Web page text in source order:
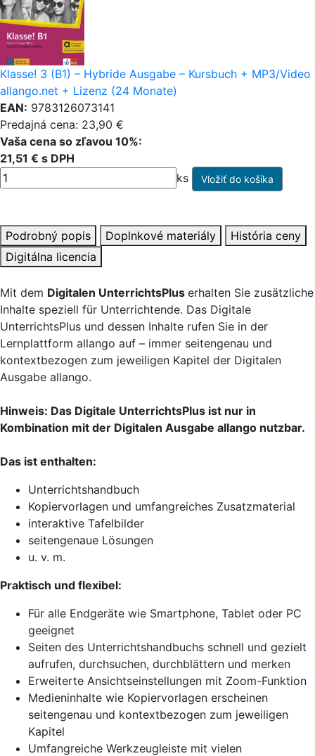
Klasse! 3 (B1) – Hybride Ausgabe – Kursbuch + MP3/Video
allango.net + Lizenz (24 Monate)
EAN: 9783126073141
Predajná cena: 23,90 €
Vaša cena so zľavou 10%:
21,51 € s DPH
ks
Podrobný popis Doplnkové materiály
História ceny
Digitálna licencia
Mit dem Digitalen UnterrichtsPlus erhalten Sie zusätzliche
Inhalte speziell für Unterrichtende. Das Digitale
UnterrichtsPlus und dessen Inhalte rufen Sie in der
Lernplattform allango auf – immer seitengenau und
kontextbezogen zum jeweiligen Kapitel der Digitalen
Ausgabe allango.
Hinweis: Das Digitale UnterrichtsPlus ist nur in
Kombination mit der Digitalen Ausgabe allango nutzbar.
Das ist enthalten:
Unterrichtshandbuch
Kopiervorlagen und umfangreiches Zusatzmaterial
interaktive Tafelbilder
seitengenaue Lösungen
u. v. m.
Praktisch und flexibel:
Für alle Endgeräte wie Smartphone, Tablet oder PC
geeignet
Seiten des Unterrichtshandbuchs schnell und gezielt
aufrufen, durchsuchen, durchblättern und merken
Erweiterte Ansichtseinstellungen mit Zoom-Funktion
Medieninhalte wie Kopiervorlagen erscheinen
seitengenau und kontextbezogen zum jeweiligen
Kapitel
Umfangreiche Werkzeugleiste mit vielen